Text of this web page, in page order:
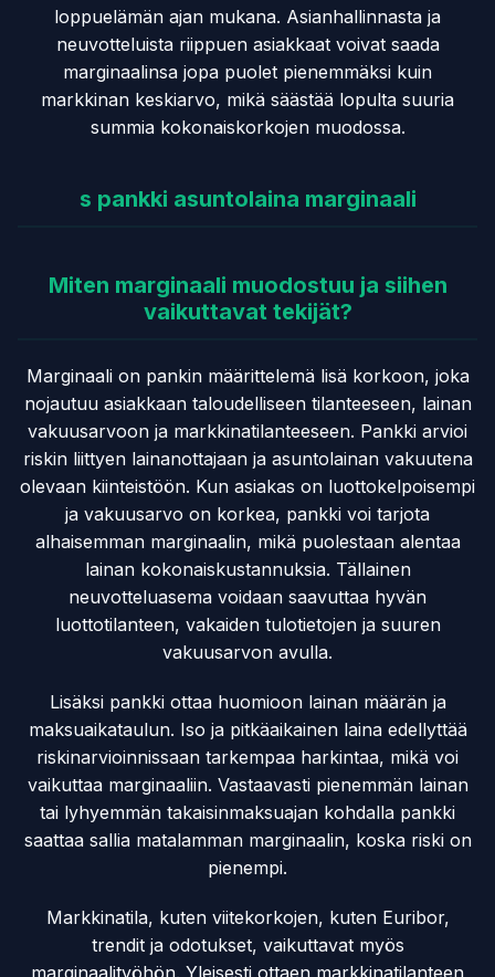
loppuelämän ajan mukana. Asianhallinnasta ja
neuvotteluista riippuen asiakkaat voivat saada
marginaalinsa jopa puolet pienemmäksi kuin
markkinan keskiarvo, mikä säästää lopulta suuria
summia kokonaiskorkojen muodossa.
s pankki asuntolaina marginaali
Miten marginaali muodostuu ja siihen
vaikuttavat tekijät?
Marginaali on pankin määrittelemä lisä korkoon, joka
nojautuu asiakkaan taloudelliseen tilanteeseen, lainan
vakuusarvoon ja markkinatilanteeseen. Pankki arvioi
riskin liittyen lainanottajaan ja asuntolainan vakuutena
olevaan kiinteistöön. Kun asiakas on luottokelpoisempi
ja vakuusarvo on korkea, pankki voi tarjota
alhaisemman marginaalin, mikä puolestaan alentaa
lainan kokonaiskustannuksia. Tällainen
neuvotteluasema voidaan saavuttaa hyvän
luottotilanteen, vakaiden tulotietojen ja suuren
vakuusarvon avulla.
Lisäksi pankki ottaa huomioon lainan määrän ja
maksuaikataulun. Iso ja pitkäaikainen laina edellyttää
riskinarvioinnissaan tarkempaa harkintaa, mikä voi
vaikuttaa marginaaliin. Vastaavasti pienemmän lainan
tai lyhyemmän takaisinmaksuajan kohdalla pankki
saattaa sallia matalamman marginaalin, koska riski on
pienempi.
Markkinatila, kuten viitekorkojen, kuten Euribor,
trendit ja odotukset, vaikuttavat myös
marginaalityöhön. Yleisesti ottaen markkinatilanteen